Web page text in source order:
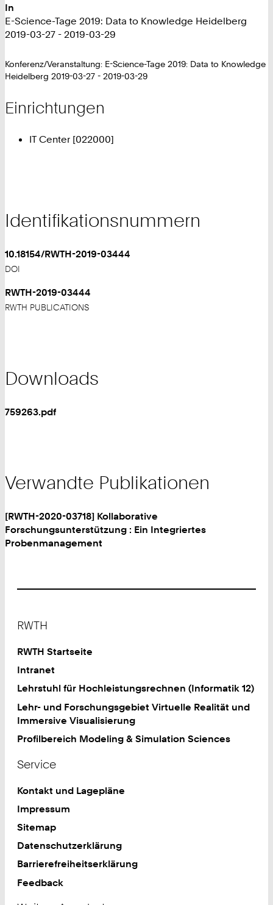
In
E-Science-Tage 2019: Data to Knowledge Heidelberg
2019-03-27 - 2019-03-29
Konferenz/Veranstaltung: E-Science-Tage 2019: Data to Knowledge
Heidelberg 2019-03-27 - 2019-03-29
Einrichtungen
IT Center [022000]
Identifikationsnummern
10.18154/RWTH-2019-03444
DOI
RWTH-2019-03444
RWTH PUBLICATIONS
Downloads
759263.pdf
Verwandte Publikationen
[RWTH-2020-03718] Kollaborative
Forschungsunterstützung : Ein Integriertes
Probenmanagement
RWTH
RWTH Startseite
Intranet
Lehrstuhl für Hochleistungsrechnen (Informatik 12)
Lehr- und Forschungsgebiet Virtuelle Realität und
Immersive Visualisierung
Profilbereich Modeling & Simulation Sciences
Service
Kontakt und Lagepläne
Impressum
Sitemap
Datenschutzerklärung
Barrierefreiheitserklärung
Feedback